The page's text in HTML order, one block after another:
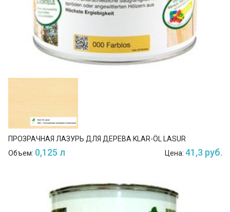
ПРОЗРАЧНАЯ ЛАЗУРЬ ДЛЯ ДЕРЕВА KLAR-ÖL LASUR
Объем: 0,125 л Цена: 41,3 руб.